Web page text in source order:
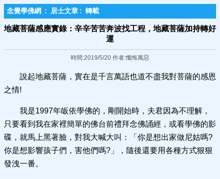
念覺學佛網 : 居士文章 : 轉載
地藏菩薩感應實錄：辛辛苦苦奔波找工程，地藏菩薩加持轉好
運
時間:2019/5/20 作者:懺悔萬惡
說起地藏菩薩，實在是千言萬語也道不盡我對菩薩的感恩
之情!
我是1997年皈依學佛的，剛開始時，夫君因為不理解，
只要看到我在家裡簡單的佛台前禮拜念佛誦經，或看學佛的影
碟，就馬上黑著臉，對我大喊大叫：「你是想出家做尼姑嗎?
你是想影響孩子們，害他們嗎?」，隨後還要用各種方式狠狠
發洩一番。